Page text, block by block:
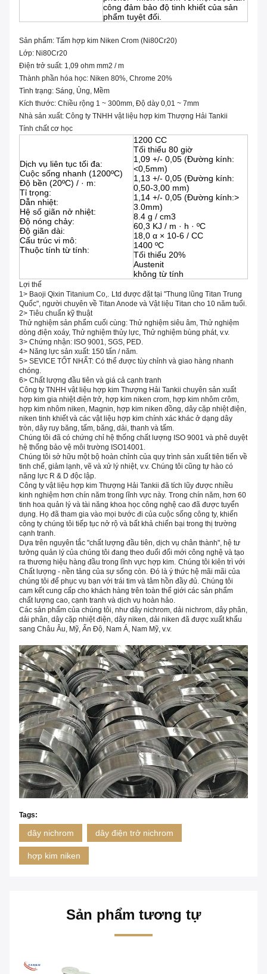
công đảm bảo độ tinh khiết của sản
phẩm tuyệt đối.
Sản phẩm: Tấm hợp kim Niken Crom (Ni80Cr20)
Lớp: Ni80Cr20
Điện trở suất: 1,09 ohm mm2 / m
Thành phần hóa học: Niken 80%, Chrome 20%
Tình trạng: Sáng, Ủng, Mềm
Kích thước: Chiều rộng 1 ~ 300mm, Độ dày 0,01 ~ 7mm
Nhà sản xuất: Công ty TNHH vật liệu hợp kim Thượng Hải Tankii
Tính chất cơ học
Dịch vụ liên tục tối đa:
Cuộc sống nhanh (1200ºC)
Độ bền (20ºC) / · m:
Tỉ trọng:
Dẫn nhiệt:
Hệ số giãn nở nhiệt:
Độ nóng chảy:
Độ giãn dài:
Cấu trúc vi mô:
Thuộc tính từ tính:
1200 CC
Tối thiểu 80 giờ
1,09 +/- 0,05 (Đường kính:
<0,5mm)
1,13 +/- 0,05 (Đường kính:
0,50-3,00 mm)
1,14 +/- 0,05 (Đường kính:>
3.0mm)
8.4 g / cm3
60,3 KJ / m · h · ºC
18,0 α × 10-6 / CC
1400 ºC
Tối thiểu 20%
Austenit
không từ tính
Lợi thế
1> Baoji Qixin Titanium Co,. Ltd được đặt tại "Thung lũng Titan Trung
Quốc", người chuyên về Titan Anode và Vật liệu Titan cho 10 năm tuổi.
2> Tiêu chuẩn kỹ thuật
Thử nghiệm sản phẩm cuối cùng: Thử nghiệm siêu âm, Thử nghiệm
dòng điện xoáy, Thử nghiệm thủy lực, Thử nghiệm bùng phát, v.v.
3> Chứng nhận: ISO 9001, SGS, PED.
4> Năng lực sản xuất: 150 tấn / năm.
5> SEVICE TỐT NHẤT: Có thể được tùy chỉnh và giao hàng nhanh
chóng.
6> Chất lượng đầu tiên và giá cả cạnh tranh
Công ty TNHH vật liệu hợp kim Thượng Hải Tankii chuyên sản xuất
hợp kim gia nhiệt điện trở, hợp kim niken crom, hợp kim nhôm crôm,
hợp kim nhôm niken, Magnin, hợp kim niken đồng, dây cặp nhiệt điện,
niken tinh khiết và các vật liệu hợp kim chính xác khác ở dạng dây
tròn, dây ruy băng, tấm, băng, dải, thanh và tấm.
Chúng tôi đã có chứng chỉ hệ thống chất lượng ISO 9001 và phê duyệt
hệ thống bảo vệ môi trường ISO14001.
Chúng tôi sở hữu một bộ hoàn chỉnh của quy trình sản xuất tiên tiến về
tinh chế, giảm lạnh, vẽ và xử lý nhiệt, v.v. Chúng tôi cũng tự hào có
năng lực R & D độc lập.
Công ty vật liệu hợp kim Thượng Hải Tankii đã tích lũy được nhiều
kinh nghiệm hơn chín năm trong lĩnh vực này. Trong chín năm, hơn 60
tinh hoa quản lý và tài năng khoa học công nghệ cao đã được tuyển
dụng. Họ đã tham gia vào mọi bước đi của cuộc sống công ty, khiến
công ty chúng tôi tiếp tục nở rộ và bất khả chiến bại trong thị trường
cạnh tranh.
Dựa trên nguyên tắc "chất lượng đầu tiên, dịch vụ chân thành", hệ tư
tưởng quản lý của chúng tôi đang theo đuổi đổi mới công nghệ và tạo
ra thương hiệu hàng đầu trong lĩnh vực hợp kim. Chúng tôi kiên trì với
Chất lượng - nền tảng của sự sống còn. Đó là ý thức hệ mãi mãi của
chúng tôi để phục vụ bạn với trái tim và tâm hồn đầy đủ. Chúng tôi
cam kết cung cấp cho khách hàng trên toàn thế giới các sản phẩm
chất lượng cao, cạnh tranh và dịch vụ hoàn hảo.
Các sản phẩm của chúng tôi, như dây nichrom, dải nichrom, dây phân,
dải phân, dây cặp nhiệt điện, dây niken, dải niken đã được xuất khẩu
sang Châu Âu, Mỹ, Ấn Độ, Nam Á, Nam Mỹ, v.v.
Tags:
dây nichrom dây điện trở nichrom
hợp kim niken
Sản phẩm tương tự